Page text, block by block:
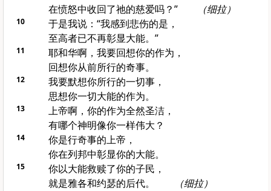
在愤怒中收回了祂的慈爱吗？”
（细拉）
10
于是我说：“我感到悲伤的是，
至高者已不再彰显大能。”
11
耶和华啊，我要回想你的作为，
回想你从前所行的奇事。
12
我要默想你所行的一切事，
思想你一切大能的作为。
13
上帝啊，你的作为全然圣洁，
有哪个神明像你一样伟大？
14
你是行奇事的上帝，
你在列邦中彰显你的大能。
15
你以大能救赎了你的子民，
就是雅各和约瑟的后代。
（细拉）